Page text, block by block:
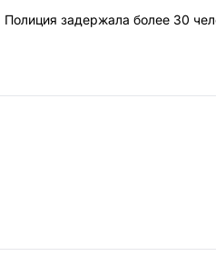
Полиция задержала более 30